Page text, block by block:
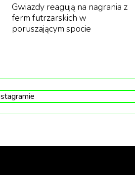
wszystkiego jego dzieci
jest wiceprezesem
jest dyrektorem
zarządu oraz szefem
stanie na czele rodzinnego
Gwiazdy reagują na nagrania z
ferm futrzarskich w
poruszającym spocie